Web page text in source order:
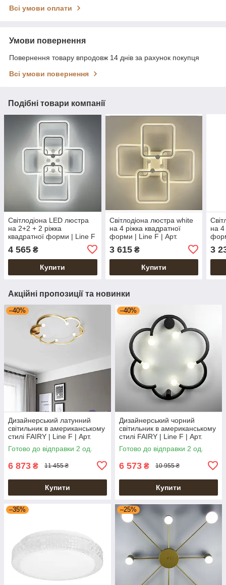
Всі умови оплати
Умови повернення
Повернення товару впродовж 14 днів за рахунок покупця
Всі умови повернення
Подібні товари компанії
Світлодіона LED люстра
на 2+2 + 2 ріжка
квадратної форми | Line F
4 565 ₴
Купити
Світлодіона люстра white
на 4 ріжка квадратної
форми | Line F | Арт.
3 615₴
Купити
на 4
3
Акційні пропозиції та новинки
–40%
Дизайнерський латунний
світильник в американському
стилі FAIRY | Line F | Арт.
SC9/5 AB
Готово до відправки 2 од.
6 873 ₴ 11 455 ₴
Купити
–40%
Дизайнерський чорний
світильник в американському
стилі FAIRY | Line F | Арт.
SC9/5 BK
Готово до відправки 2 од.
6 573 ₴ 10 955 ₴
Купити
–35% –25%